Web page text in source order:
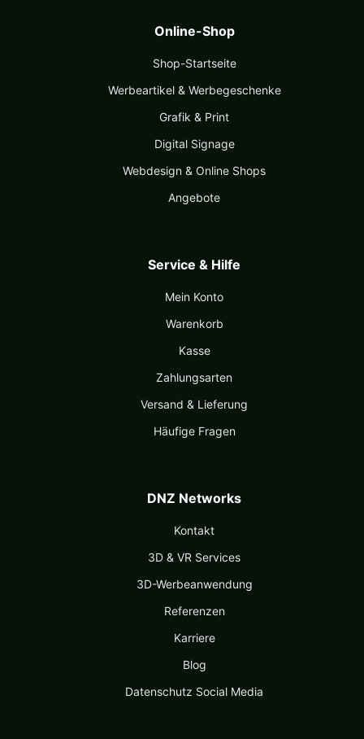
Online-Shop
Shop-Startseite
Werbeartikel & Werbegeschenke
Grafik & Print
Digital Signage
Webdesign & Online Shops
Angebote
Service & Hilfe
Mein Konto
Warenkorb
Kasse
Zahlungsarten
Versand & Lieferung
Häufige Fragen
DNZ Networks
Kontakt
3D & VR Services
3D-Werbeanwendung
Referenzen
Karriere
Blog
Datenschutz Social Media